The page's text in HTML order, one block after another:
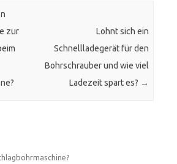
zur
Lohnt sich ein
Schnellladegerät für den
Bohrschrauber und wie viel
Ladezeit spart es? →